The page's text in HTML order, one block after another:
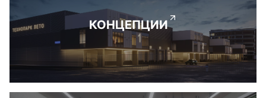
КОНЦЕПЦИИ